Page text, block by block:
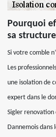
Pourquoi
sa
Si votre comble
Les
une isolation de
expert dans le
Sigler renovation
Dannemois dans